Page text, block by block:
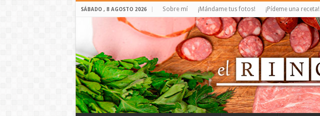
SÁBADO , 8 AGOSTO 2026 Sobre mí ¡Mándame tus fotos! ¡Pídeme una receta!